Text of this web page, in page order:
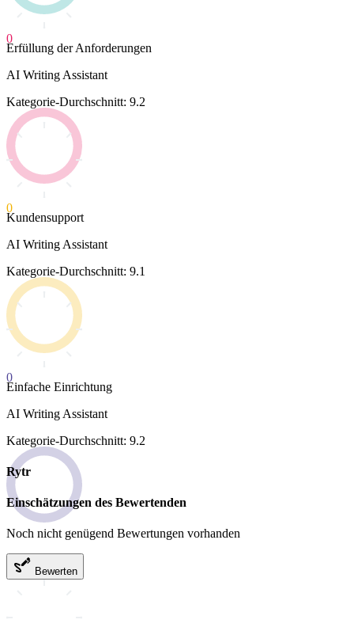
0
Erfüllung der Anforderungen
AI Writing Assistant
Kategorie-Durchschnitt: 9.2
0
Kundensupport
AI Writing Assistant
Kategorie-Durchschnitt: 9.1
0
Einfache Einrichtung
AI Writing Assistant
Kategorie-Durchschnitt: 9.2
Rytr
Einschätzungen des Bewertenden
Noch nicht genügend Bewertungen vorhanden
Bewerten